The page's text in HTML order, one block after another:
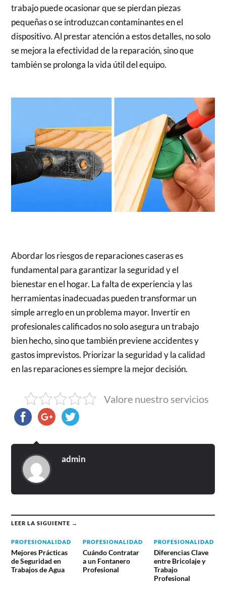
trabajo puede ocasionar que se pierdan piezas
pequeñas o se introduzcan contaminantes en el
dispositivo. Al prestar atención a estos detalles, no solo
se mejora la efectividad de la reparación, sino que
también se prolonga la vida útil del equipo.
Abordar los riesgos de reparaciones caseras es
fundamental para garantizar la seguridad y el
bienestar en el hogar. La falta de experiencia y las
herramientas inadecuadas pueden transformar un
simple arreglo en un problema mayor. Invertir en
profesionales calificados no solo asegura un trabajo
bien hecho, sino que también previene accidentes y
gastos imprevistos. Priorizar la seguridad y la calidad
en las reparaciones es siempre la mejor decisión.
Valore nuestro servicios
admin
LEER LA SIGUIENTE →
PROFESIONALIDAD
Mejores Prácticas
de Seguridad en
Trabajos de Agua
PROFESIONALIDAD
Cuándo Contratar
a un Fontanero
Profesional
PROFESIONALIDAD
Diferencias Clave
entre Bricolaje y
Trabajo
Profesional